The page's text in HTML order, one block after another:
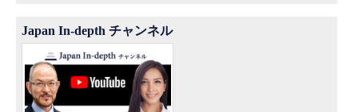
Japan In-depth チャンネル